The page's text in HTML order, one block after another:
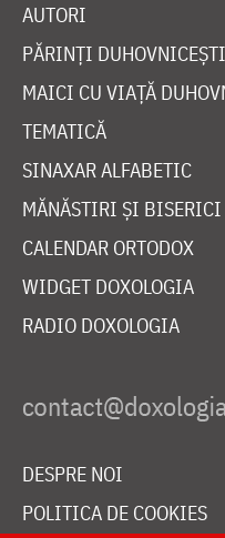
AUTORI
PĂRINȚI DUHOVNICEȘTI
MAICI CU VIAȚĂ
TEMATICĂ
SINAXAR ALFABETIC
MĂNĂSTIRI ȘI BISERICI
CALENDAR ORTODOX
WIDGET DOXOLOGIA
RADIO DOXOLOGIA
DESPRE NOI
POLITICA DE COOKIES